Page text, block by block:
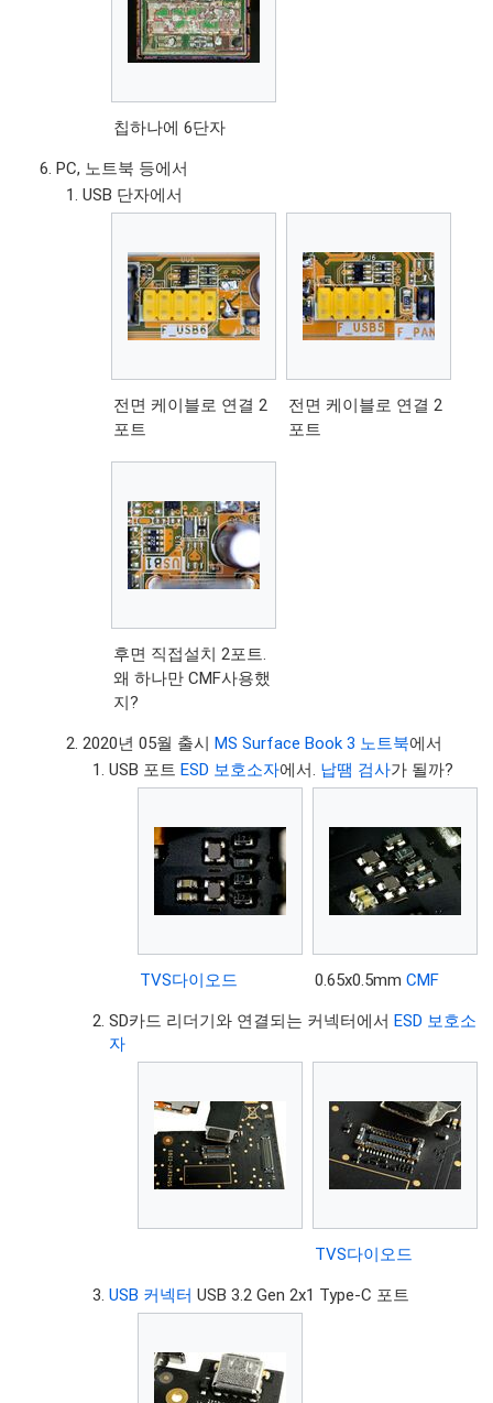
칩하나에 6단자
PC, 노트북 등에서
USB 단자에서
전면 케이블로 연결 2
포트
전면 케이블로 연결 2
포트
후면 직접설치 2포트.
왜 하나만 CMF사용했
지?
2020년 05월 출시MS Surface Book 3 노트북에서
USB 포트ESD 보호소자에서. 납땜 검사가 될까?
TVS다이오드 0.65x0.5mmCMF
SD카드 리더기와 연결되는 커넥터에서ESD 보호소
자
TVS다이오드
USB 커넥터 USB 3.2 Gen 2x1 Type-C 포트